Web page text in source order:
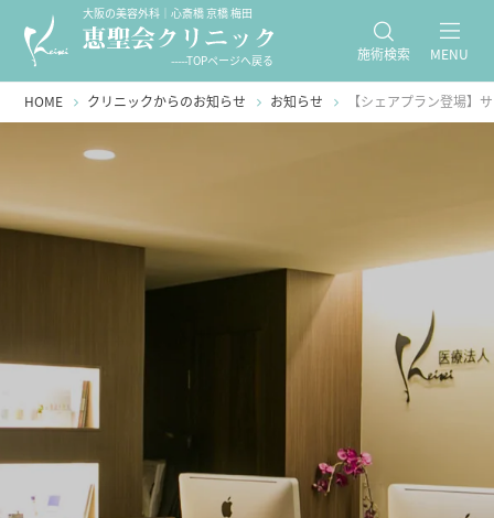
大阪の美容外科｜心斎橋 京橋 梅田
-----TOPページへ戻る 施術検索 MENU
HOME クリニックからのお知らせ お知らせ 【シェアプラン登場】